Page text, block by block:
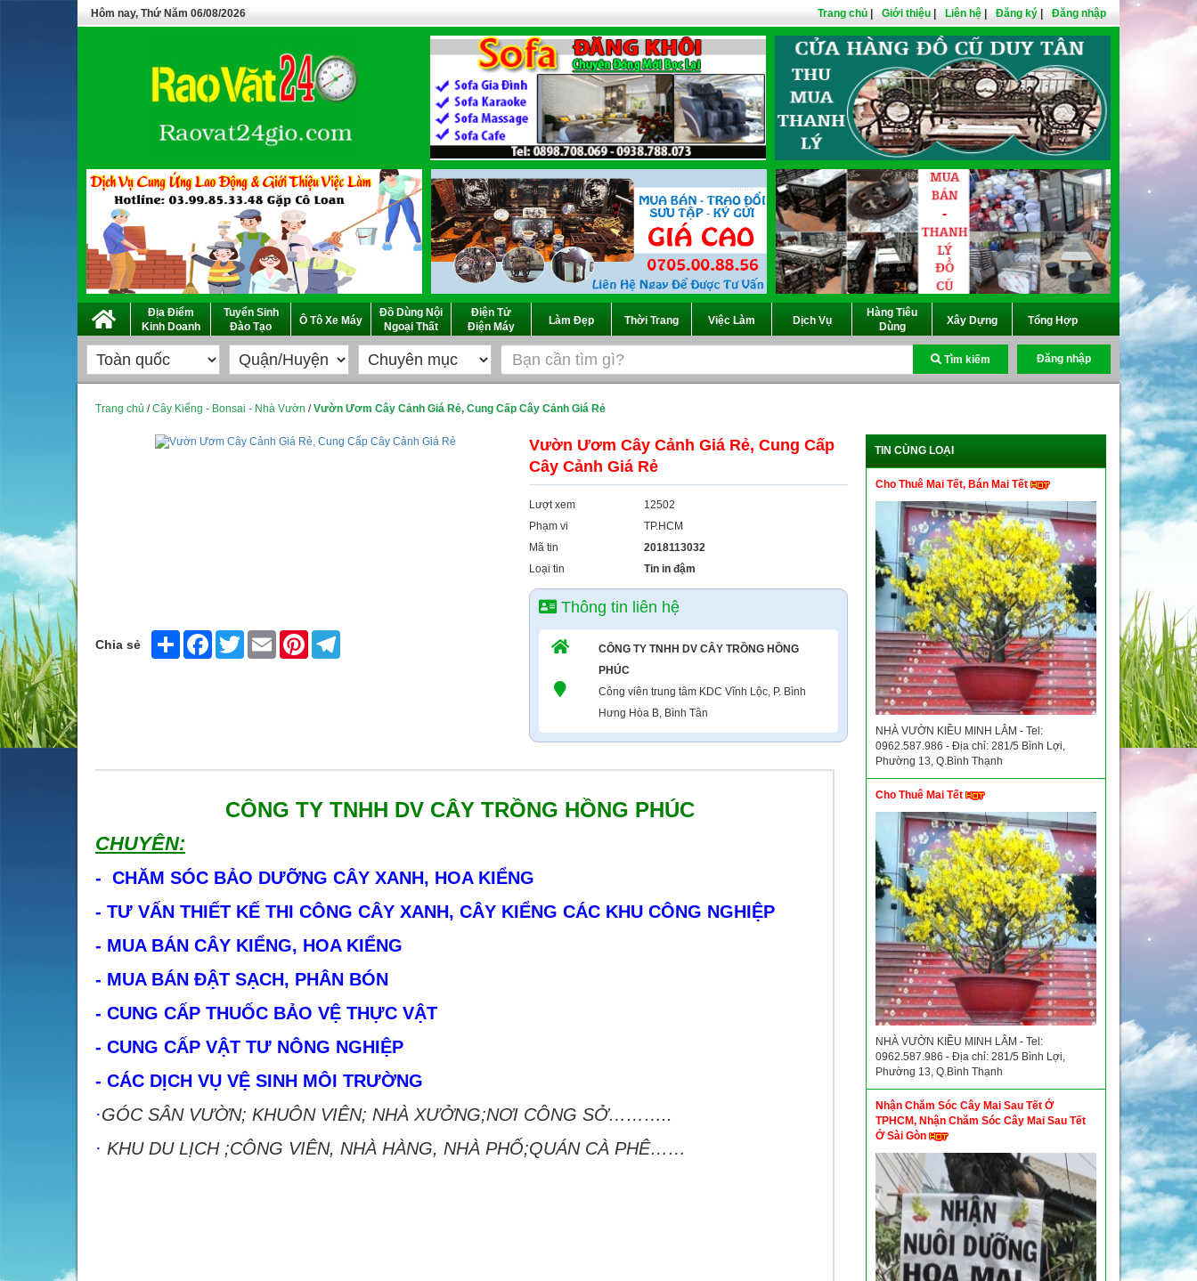
Hôm nay, Thứ Năm 06/08/2026 Trang chủ Giới thiệu Liên hệ Đăng ký Đăng nhập
Địa Điểm
Kinh Doanh
Tuyển Sinh
Đào Tạo
Ô Tô Xe Máy
Đồ Dùng Nội
Ngoại Thất
Điện Tử
Điện Máy
Làm Đẹp Thời Trang Việc Làm Dịch Vụ
Hàng Tiêu
Dùng
Xây Dựng Tổng Hợp
Tìm kiếm Đăng nhập
Trang chủ /Cây Kiểng - Bonsai - Nhà Vườn /Vườn Ươm Cây Cảnh Giá Rẻ, Cung Cấp Cây Cảnh Giá Rẻ
Chia sẻ Share FacebookTwitter Email Pinterest
Vườn Ươm Cây Cảnh Giá Rẻ, Cung Cấp
Cây Cảnh Giá Rẻ
Lượt xem
12502
Phạm vi
TP.HCM
Mã tin
2018113032
Loại tin
Tin in đậm
Thông tin liên hệ
CÔNG TY TNHH DV CÂY TRỒNG HỒNG
PHÚC
Công viên trung tâm KDC Vĩnh Lộc, P. Bình
Hưng Hòa B, Bình Tân
CÔNG TY TNHH DV CÂY TRỒNG HỒNG PHÚC
CHUYÊN:
- CHĂM SÓC BẢO DƯỠNG CÂY XANH, HOA KIỂNG
- TƯ VẤN THIẾT KẾ THI CÔNG CÂY XANH, CÂY KIỂNG CÁC KHU CÔNG NGHIỆP
- MUA BÁN CÂY KIỂNG, HOA KIỂNG
- MUA BÁN ĐẬT SẠCH, PHÂN BÓN
- CUNG CẤP THUỐC BẢO VỆ THỰC VẬT
- CUNG CẤP VẬT TƯ NÔNG NGHIỆP
- CÁC DỊCH VỤ VỆ SINH MÔI TRƯỜNG
·GÓC SÂN VƯỜN; KHUÔN VIÊN; NHÀ XƯỞNG;NƠI CÔNG SỞ………..
· KHU DU LỊCH ;CÔNG VIÊN, NHÀ HÀNG, NHÀ PHỐ;QUÁN CÀ PHÊ……
TIN CÙNG LOẠI
Cho Thuê Mai Tết, Bán Mai Tết
NHÀ VƯỜN KIỀU MINH LÂM - Tel:
0962.587.986 - Địa chỉ: 281/5 Bình Lợi,
Phường 13, Q.Bình Thạnh
Cho Thuê Mai Tết
NHÀ VƯỜN KIỀU MINH LÂM - Tel:
0962.587.986 - Địa chỉ: 281/5 Bình Lợi,
Phường 13, Q.Bình Thạnh
Nhận Chăm Sóc Cây Mai Sau Tết Ở
TPHCM, Nhận Chăm Sóc Cây Mai Sau Tết
Ở Sài Gòn